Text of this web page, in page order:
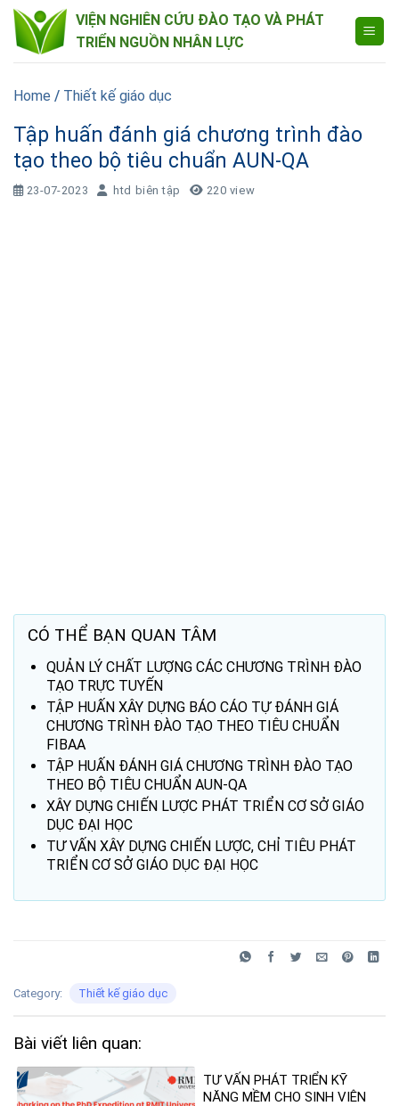
Skip
content
VIỆN NGHIÊN CỨU ĐÀO TẠO VÀ PHÁT
TRIỂN NGUỒN NHÂN LỰC
Home / Thiết kế giáo dục
Tập huấn đánh giá chương trình đào
tạo theo bộ tiêu chuẩn AUN-QA
23-07-2023 htd biên tập 220 view
CÓ THỂ BẠN QUAN TÂM
QUẢN LÝ CHẤT LƯỢNG CÁC CHƯƠNG TRÌNH ĐÀO
TẠO TRỰC TUYẾN
TẬP HUẤN XÂY DỰNG BÁO CÁO TỰ ĐÁNH GIÁ
CHƯƠNG TRÌNH ĐÀO TẠO THEO TIÊU CHUẨN
FIBAA
TẬP HUẤN ĐÁNH GIÁ CHƯƠNG TRÌNH ĐÀO TẠO
THEO BỘ TIÊU CHUẨN AUN-QA
XÂY DỰNG CHIẾN LƯỢC PHÁT TRIỂN CƠ SỞ GIÁO
DỤC ĐẠI HỌC
TƯ VẤN XÂY DỰNG CHIẾN LƯỢC, CHỈ TIÊU PHÁT
TRIỂN CƠ SỞ GIÁO DỤC ĐẠI HỌC
Category: Thiết kế giáo dục
Bài viết liên quan:
TƯ VẤN PHÁT TRIỂN KỸ
NĂNG MỀM CHO SINH VIÊN